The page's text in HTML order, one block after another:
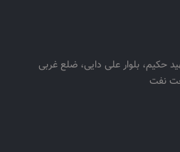
حکیم، بلوار علی دایی، ضلع غربی
نفت